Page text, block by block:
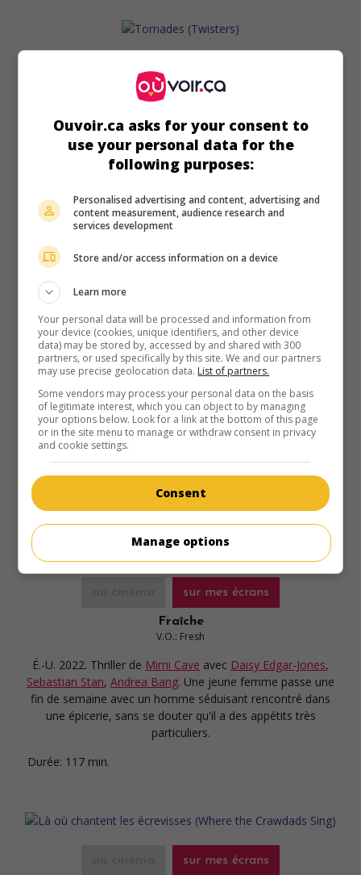
au cinéma
Tornades
É.-U. 2024. Film catastrophede Lee Isaac Chung avec
,Glen Powell
où elle teste un nouveau détecteur de tempêtes avec un
youtubeur téméraire.
au cinéma sur mes écrans
On Swift Horses
É.-U. 2024. Dramede Daniel Minahan avec Daisy Edgar-
Jones,Jacob Elordi ,Will Poulter . Dans la Californie des
années 1950, l'épouse d'un soldat rentré de la guerre de
Corée s'éprend du frère de ce dernier.
Durée: 117 min.
sur mes écrans
Fraîche
V.O.: Fresh
É.-U. 2022. Thriller de Mimi Cave avec Daisy Edgar-Jones,
Sebastian Stan, Andrea Bang. Une jeune femme passe une
fin de semaine avec un homme séduisant rencontré dans
une épicerie, sans se douter qu'il a des appétits très
particuliers.
Durée: 117 min.
sur mes écrans
Ouvoir.ca asks for your consent to
use your personal data for the
following purposes:
Personalised advertising and content, advertising and
content measurement, audience research and
services development
Store and/or access information on a device
Learn more
Your personal data will be processed and information from
your device (cookies, unique identifiers, and other device
data) may be stored by, accessed by and shared with 300
partners, or used specifically by this site. We and our partners
may use precise geolocation data. List of partners.
Some vendors may process your personal data on the basis
of legitimate interest, which you can object to by managing
your options below. Look for a link at the bottom of this page
or in the site menu to manage or withdraw consent in privacy
and cookie settings.
Consent
Manage options